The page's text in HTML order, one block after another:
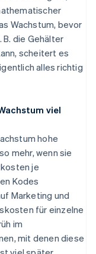
Wachstum, bevor
die Gehälter
scheitert es
alles richtig
viel
hohe
mehr, wenn sie
je
Kodes
Marketing und
für einzelne
im
mit denen diese